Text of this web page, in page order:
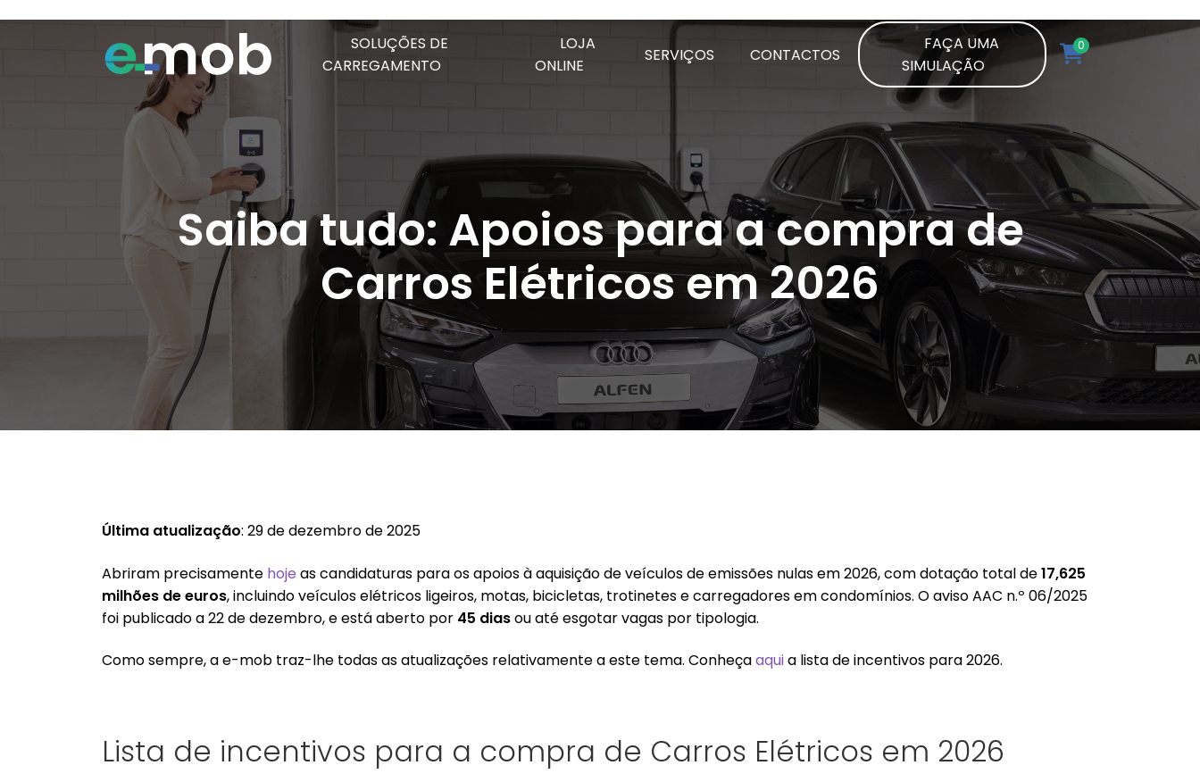
SOLUÇÕES DE
CARREGAMENTO
LOJA
ONLINE
SERVIÇOS CONTACTOS
FAÇA UMA
SIMULAÇÃO
0
Saiba tudo: Apoios para a compra de
Carros Elétricos em 2026
Última atualização: 29 de dezembro de 2025
Abriram precisamente hoje as candidaturas para os apoios à aquisição de veículos de emissões nulas em 2026, com dotação total de17,625
milhões de euros, incluindo veículos elétricos ligeiros, motas, bicicletas, trotinetes e carregadores em condomínios. O aviso AAC n.º 06/2025
foi publicado a 22 de dezembro, e está aberto por 45 diasou até esgotar vagas por tipologia.
Como sempre, a e-mob traz-lhe todas as atualizações relativamente a este tema. Conheçaaquia lista de incentivos para 2026.
Lista de incentivos para a compra de Carros Elétricos em 2026